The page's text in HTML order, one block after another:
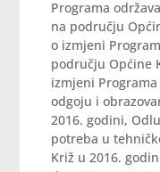
Programa
na području
o izmjeni
području Općine
izmjeni
odgoju i
2016. godini,
potreba u
Križ u 2016.